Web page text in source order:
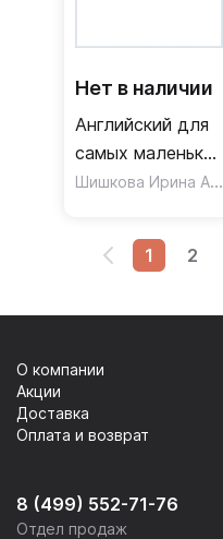
Нет в наличии
Английский для
самых маленьких
(+ аудиозаписьШишкова Ирина Алексеевна
1 2
8 (499) 552-71-76
Отдел продаж
О компании
Акции
Доставка
Оплата и возврат